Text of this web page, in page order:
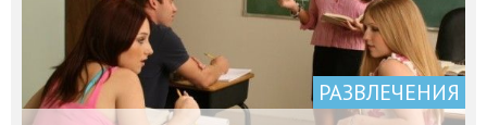
РАЗВЛЕЧЕНИЯ